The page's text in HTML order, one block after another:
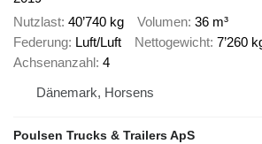
Nutzlast 40’740 kg Volumen 36 m³
Federung Luft/Luft Nettogewicht 7’260
Achsenanzahl 4
Dänemark, Horsens
Poulsen Trucks & Trailers ApS